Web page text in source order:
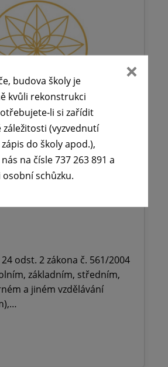
o udělení ředitelského
dr. Milady Horákové
odst. 2 zákona č. 561/2004
základním, středním,
a jiném vzdělávání
budova školy je
kvůli rekonstrukci
li si zařídit
(vyzvednutí
do školy apod.),
na čísle 737 263 891 a
schůzku.